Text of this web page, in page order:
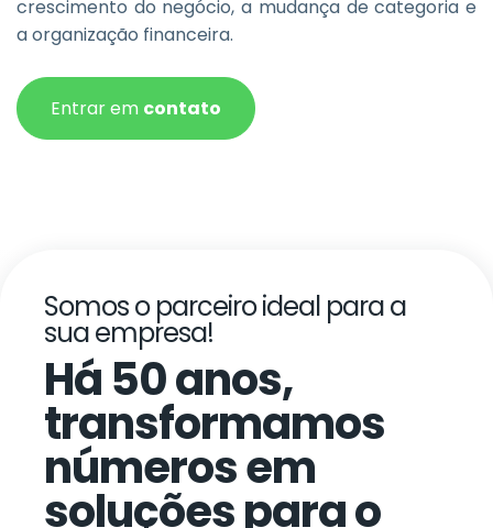
crescimento do negócio, a mudança de categoria e
a organização financeira.
Entrar em contato
Somos o parceiro ideal para a
sua empresa!
Há 50 anos,
transformamos
números em
soluções para o